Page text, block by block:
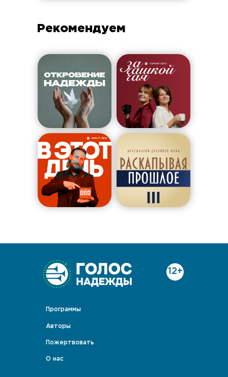
Рекомендуем
Пожертвовать
О нас
Программы
Авторы
Расписание
12+